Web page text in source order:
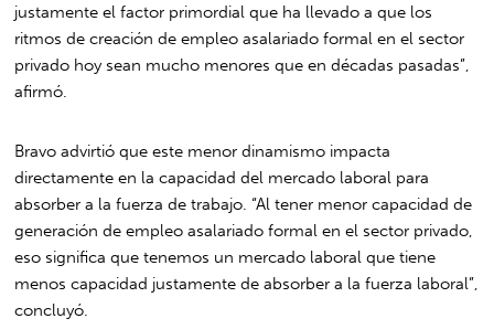
justamente el factor primordial que ha llevado a que los
ritmos de creación de empleo asalariado formal en el sector
privado hoy sean mucho menores que en décadas pasadas”,
afirmó.
Bravo advirtió que este menor dinamismo impacta
directamente en la capacidad del mercado laboral para
absorber a la fuerza de trabajo. “Al tener menor capacidad de
generación de empleo asalariado formal en el sector privado,
eso significa que tenemos un mercado laboral que tiene
menos capacidad justamente de absorber a la fuerza laboral”,
concluyó.